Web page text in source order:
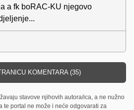
a fk boRAC-KU njegovo
KOMENTARA (35)
stavove njihovih autora/ica, a ne nužno
te portal ne može i neće odgovarati za